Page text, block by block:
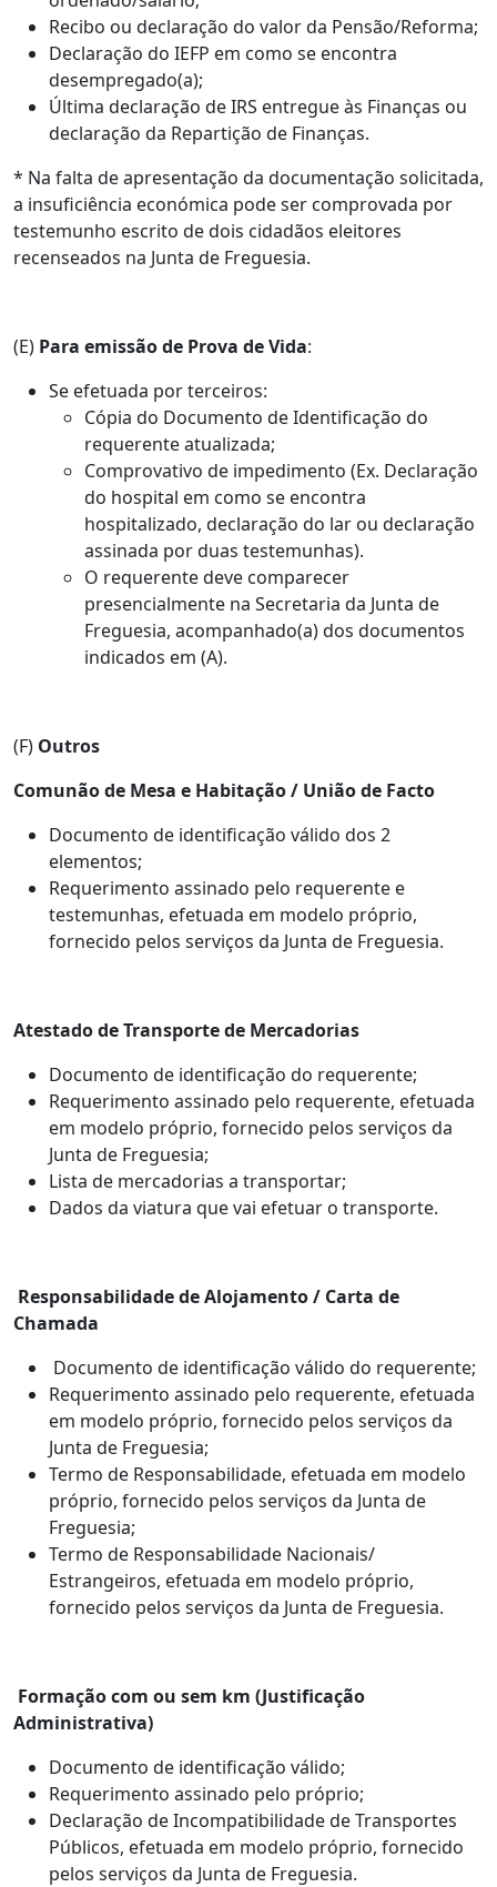
Recibo ou declaração do valor da Pensão/Reforma;
Declaração do IEFP em como se encontra
desempregado(a);
Última declaração de IRS entregue às Finanças ou
declaração da Repartição de Finanças.
* Na falta de apresentação da documentação solicitada,
a insuficiência económica pode ser comprovada por
testemunho escrito de dois cidadãos eleitores
recenseados na Junta de Freguesia.
(E) Para emissão de Prova de Vida:
Se efetuada por terceiros:
Cópia do Documento de Identificação do
requerente atualizada;
Comprovativo de impedimento (Ex. Declaração
do hospital em como se encontra
hospitalizado, declaração do lar ou declaração
assinada por duas testemunhas).
O requerente deve comparecer
presencialmente na Secretaria da Junta de
Freguesia, acompanhado(a) dos documentos
indicados em (A).
(F) Outros
Comunão de Mesa e Habitação / União de Facto
Documento de identificação válido dos 2
elementos;
Requerimento assinado pelo requerente e
testemunhas, efetuada em modelo próprio,
fornecido pelos serviços da Junta de Freguesia.
Atestado de Transporte de Mercadorias
Documento de identificação do requerente;
Requerimento assinado pelo requerente, efetuada
em modelo próprio, fornecido pelos serviços da
Junta de Freguesia;
Lista de mercadorias a transportar;
Dados da viatura que vai efetuar o transporte.
Responsabilidade de Alojamento / Carta de
Chamada
Documento de identificação válido do requerente;
Requerimento assinado pelo requerente, efetuada
em modelo próprio, fornecido pelos serviços da
Junta de Freguesia;
Termo de Responsabilidade, efetuada em modelo
próprio, fornecido pelos serviços da Junta de
Freguesia;
Termo de Responsabilidade Nacionais/
Estrangeiros, efetuada em modelo próprio,
fornecido pelos serviços da Junta de Freguesia.
Formação com ou sem km (Justificação
Administrativa)
Documento de identificação válido;
Requerimento assinado pelo próprio;
Declaração de Incompatibilidade de Transportes
Públicos, efetuada em modelo próprio, fornecido
pelos serviços da Junta de Freguesia.